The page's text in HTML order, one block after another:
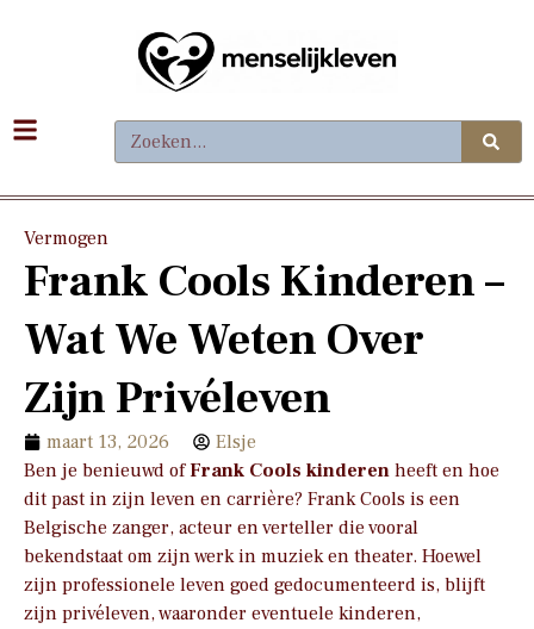
Vermogen
Frank Cools Kinderen –
Wat We Weten Over
Zijn Privéleven
maart 13, 2026
Elsje
Ben je benieuwd ofFrank Cools kinderen heeft en hoe
dit past in zijn leven en carrière? Frank Cools is een
Belgische zanger, acteur en verteller die vooral
bekendstaat om zijn werk in muziek en theater. Hoewel
zijn professionele leven goed gedocumenteerd is, blijft
zijn privéleven, waaronder eventuele kinderen,